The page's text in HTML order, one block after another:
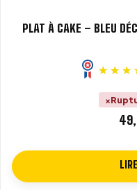
PLAT À CAKE – BLEU